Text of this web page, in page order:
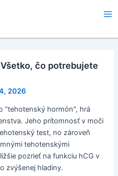
čo potrebujete
2026
"tehotenský hormón", hrá
Jeho prítomnosť v moči
test, no zároveň
tehotenskými
pozrieť na funkciu hCG v
zvýšenej hladiny.